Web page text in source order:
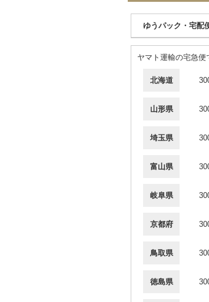
ゆうパック・宅配
ヤマト運輸の宅急
北海道
山形県
埼玉県
富山県
岐阜県
京都府
鳥取県
徳島県